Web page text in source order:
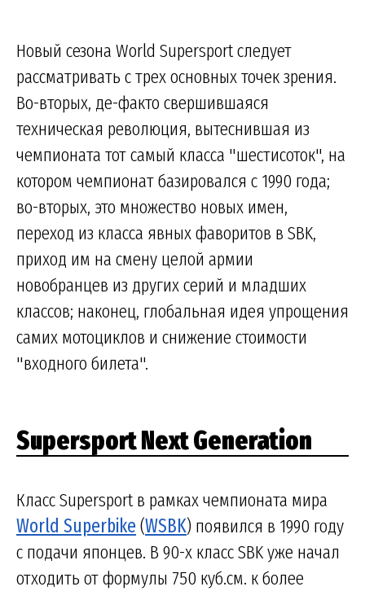
Новый сезона World Supersport следует
рассматривать с трех основных точек зрения.
Во-вторых, де-факто свершившаяся
техническая революция, вытеснившая из
чемпионата тот самый класса "шестисоток", на
котором чемпионат базировался с 1990 года;
во-вторых, это множество новых имен,
переход из класса явных фаворитов в SBK,
приход им на смену целой армии
новобранцев из других серий и младших
классов; наконец, глобальная идея упрощения
самих мотоциклов и снижение стоимости
"входного билета".
Supersport Next Generation
Класс Supersport в рамках чемпионата мира
World Superbike(WSBK) появился в 1990 году
с подачи японцев. В 90-х класс SBK уже начал
отходить от формулы 750 куб.см. к более